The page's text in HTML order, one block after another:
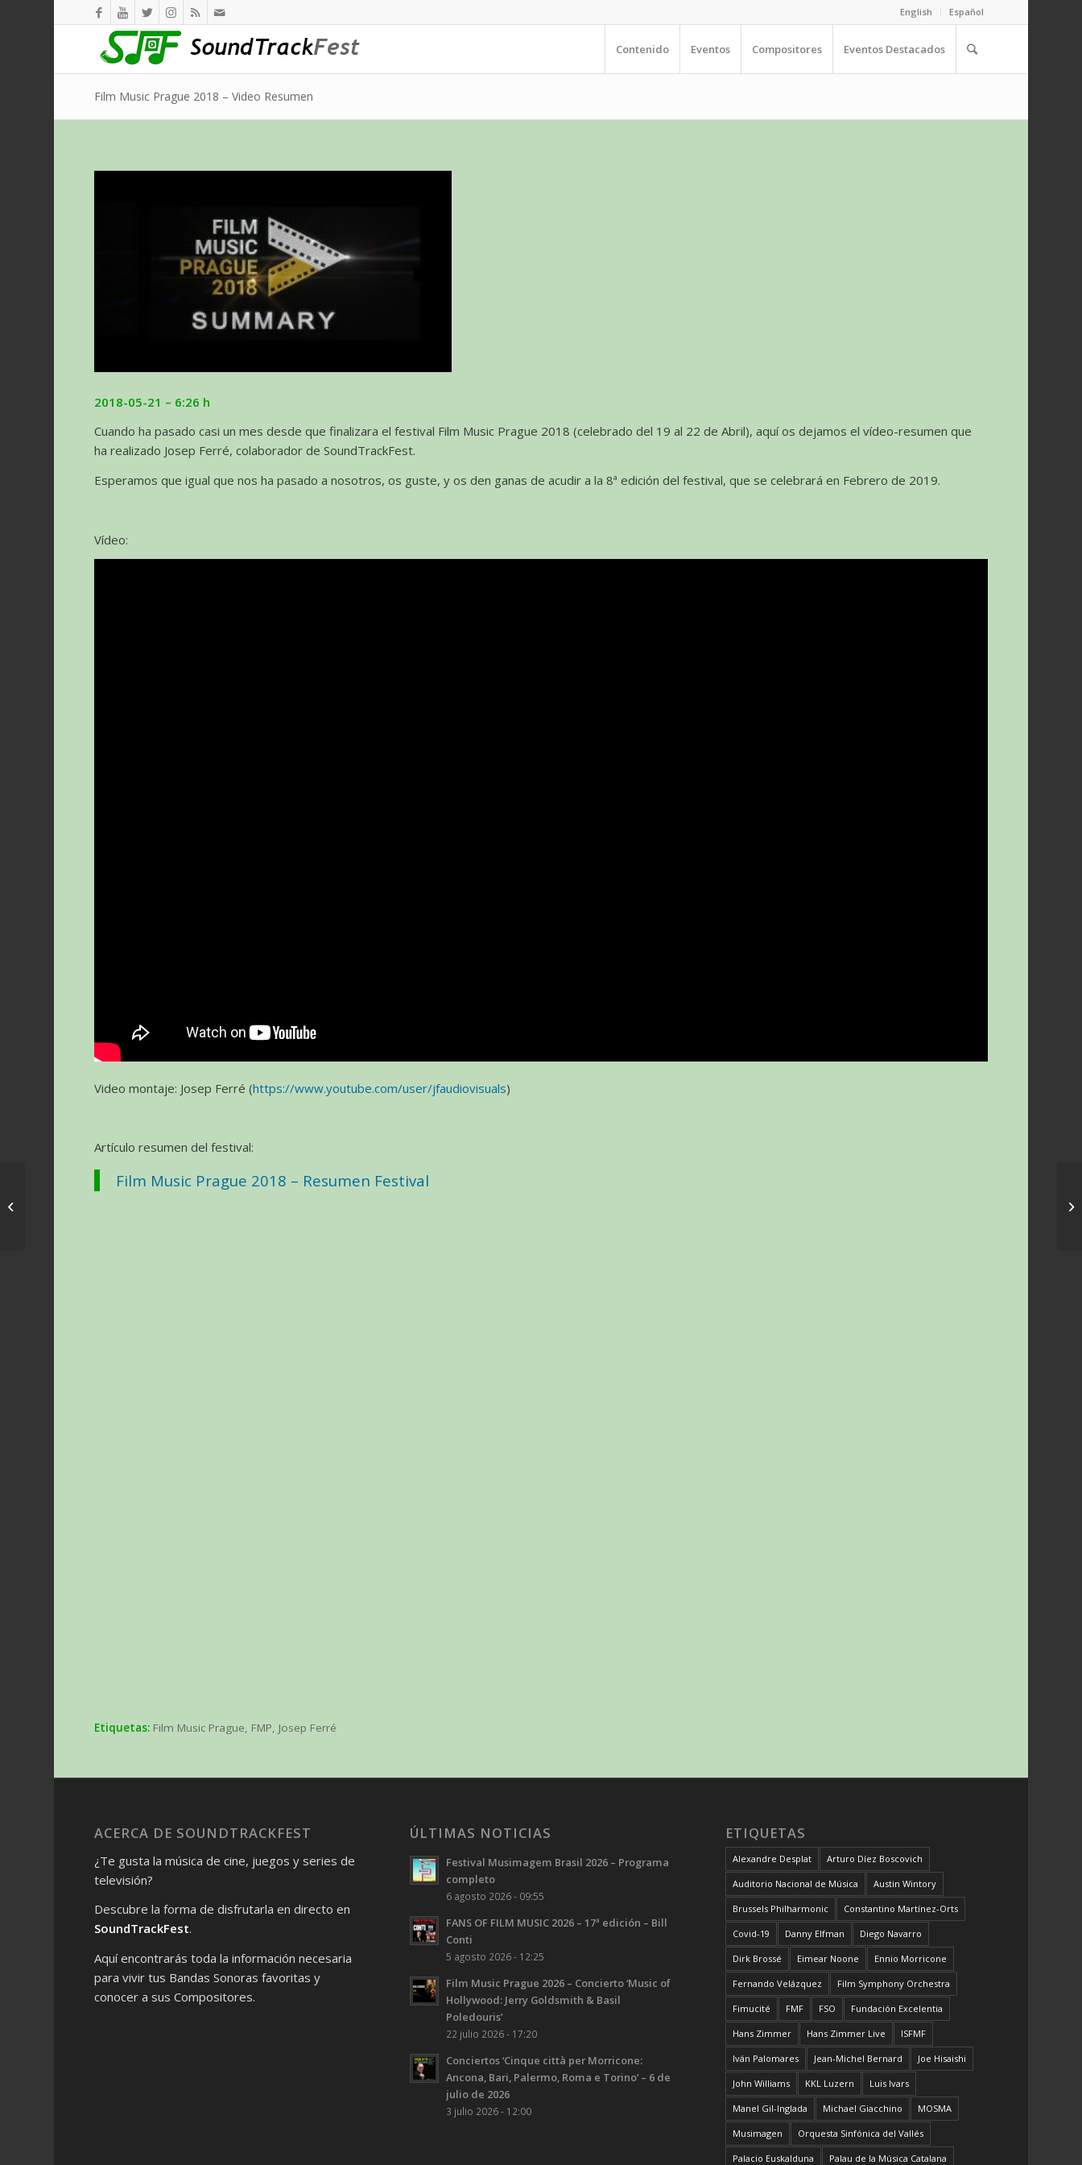
English Español
Contenido Eventos Compositores Eventos Destacados
Film Music Prague 2018 – Video Resumen
2018-05-21 – 6:26 h
Cuando ha pasado casi un mes desde que finalizara el festival Film Music Prague 2018 (celebrado del 19 al 22 de Abril), aquí os dejamos el vídeo-resumen que
ha realizado Josep Ferré, colaborador de SoundTrackFest.
Esperamos que igual que nos ha pasado a nosotros, os guste, y os den ganas de acudir a la 8ª edición del festival, que se celebrará en Febrero de 2019.
Vídeo:
Video montaje: Josep Ferré (https://www.youtube.com/user/jfaudiovisuals)
Artículo resumen del festival:
Film Music Prague 2018 – Resumen Festival
Etiquetas: Film Music Prague, FMP, Josep Ferré
ACERCA DE SOUNDTRACKFEST
¿Te gusta la música de cine, juegos y series de
televisión?
Descubre la forma de disfrutarla en directo en
SoundTrackFest.
Aquí encontrarás toda la información necesaria
para vivir tus Bandas Sonoras favoritas y
conocer a sus Compositores.
ÚLTIMAS NOTICIAS
Festival Musimagem Brasil 2026 – Programa
completo
6 agosto 2026 - 09:55
FANS OF FILM MUSIC 2026 – 17ª edición – Bill
Conti
5 agosto 2026 - 12:25
Film Music Prague 2026 – Concierto ‘Music of
Hollywood: Jerry Goldsmith & Basil
Poledouris’
22 julio 2026 - 17:20
Conciertos ‘Cinque città per Morricone:
Ancona, Bari, Palermo, Roma e Torino’ – 6 de
julio de 2026
3 julio 2026 - 12:00
ETIQUETAS
Alexandre Desplat Arturo Díez Boscovich
Auditorio Nacional de Música Austin Wintory
Brussels Philharmonic Constantino Martínez-Orts
Covid-19 Danny Elfman Diego Navarro
Dirk Brossé Eimear Noone Ennio Morricone
Fernando Velázquez Film Symphony Orchestra
Fimucité FMF FSO Fundación Excelentia
Hans Zimmer Hans Zimmer Live ISFMF
Iván Palomares Jean-Michel Bernard Joe Hisaishi
John Williams KKL Luzern Luis Ivars
Manel Gil-Inglada Michael Giacchino MOSMA
Musimagen Orquesta Sinfónica del Vallés
Palacio Euskalduna Palau de la Música Catalana